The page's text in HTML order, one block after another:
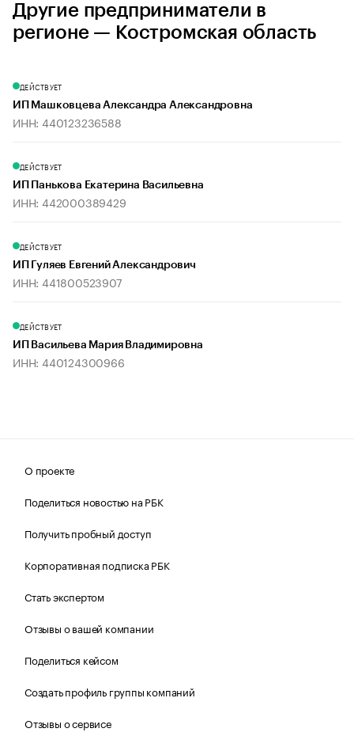
Другие предприниматели в
регионе — Костромская область
ДЕЙСТВУЕТ
ИП Машковцева Александра Александровна
ИНН: 440123236588
ДЕЙСТВУЕТ
ИП Панькова Екатерина Васильевна
ИНН: 442000389429
ДЕЙСТВУЕТ
ИП Гуляев Евгений Александрович
ИНН: 441800523907
ДЕЙСТВУЕТ
ИП Васильева Мария Владимировна
ИНН: 440124300966
О проекте
Поделиться новостью на РБК
Получить пробный доступ
Корпоративная подписка РБК
Стать экспертом
Отзывы о вашей компании
Поделиться кейсом
Создать профиль группы компаний
Отзывы о сервисе